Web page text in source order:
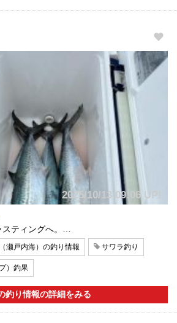
2025/10/13 09:06 UP!
ティングへ。…
瀬戸内海）の釣り情報 サワラ釣り
）釣果
釣り情報の詳細をみる